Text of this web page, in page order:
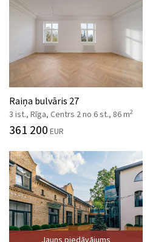
Raiņa bulvāris 27
3 ist., Rīga, Centrs 2 no 6 st., 86 m2
361 200 EUR
Jauns piedāvājums